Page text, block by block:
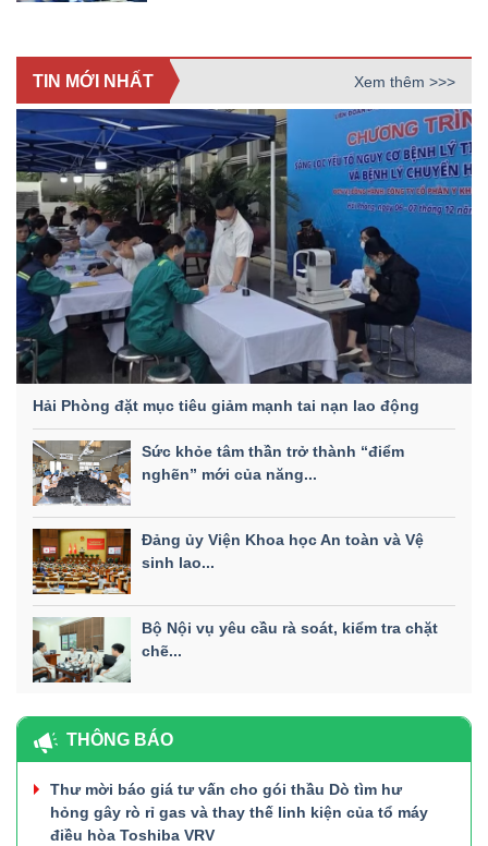
TIN MỚI NHẤT Xem thêm >>>
Hải Phòng đặt mục tiêu giảm mạnh tai nạn lao động
Sức khỏe tâm thần trở thành “điểm
nghẽn” mới của năng...
Đảng ủy Viện Khoa học An toàn và Vệ
sinh lao...
Bộ Nội vụ yêu cầu rà soát, kiểm tra chặt
chẽ...
THÔNG BÁO
Thư mời báo giá tư vấn cho gói thầu Dò tìm hư
hỏng gây rò rỉ gas và thay thế linh kiện của tổ máy
điều hòa Toshiba VRV